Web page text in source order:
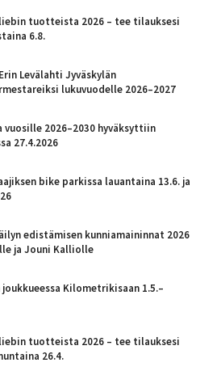
tuotteista 2026 – tee tilauksesi
6.8.
Levälahti Jyväskylän
lukuvuodelle 2026–2027
vuosille 2026–2030 hyväksyttiin
27.4.2026
bike parkissa lauantaina 13.6. ja
edistämisen kunniamaininnat 2026
ja Jouni Kalliolle
joukkueessa Kilometrikisaan 1.5.–
tuotteista 2026 – tee tilauksesi
26.4.